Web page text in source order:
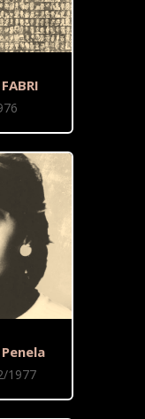
1977